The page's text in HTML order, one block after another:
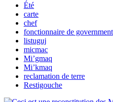
Été
carte
chef
fonctionnaire de government
listuguj
micmac
Mi’gmaq
Mi’kmaq
reclamation de terre
Restigouche